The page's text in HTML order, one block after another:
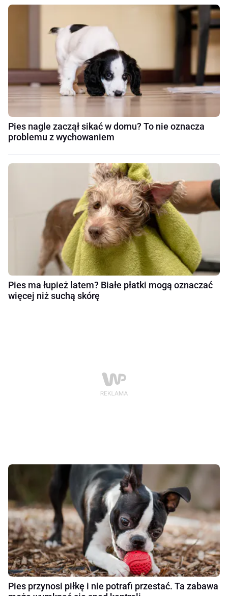
Pies nagle zaczął sikać w domu? To nie oznacza
problemu z wychowaniem
Pies ma łupież latem? Białe płatki mogą oznaczać
więcej niż suchą skórę
Pies przynosi piłkę i nie potrafi przestać. Ta zabawa